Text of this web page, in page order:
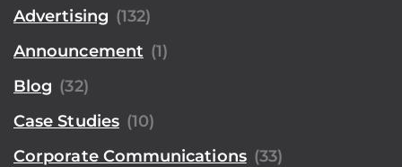
Advertising (132)
Announcement (1)
Blog (32)
Case Studies (10)
Corporate Communications (33)